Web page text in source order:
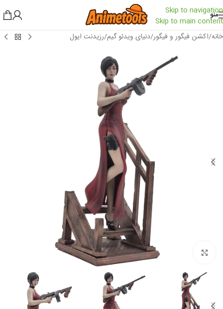
Skip to navigation
Skip to main content
منو
خانه/اکشن فیگور و فیگور/دنیای ویدئو گیم/رزیدنت ایول
بزرگنمایی تصویر